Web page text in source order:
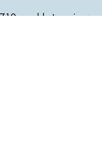
werd het opnieuw